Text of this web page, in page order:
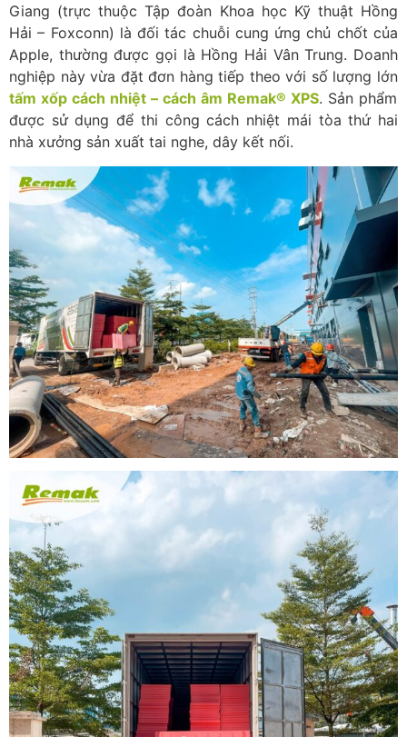
Giang (trực thuộc Tập đoàn Khoa học Kỹ thuật Hồng
Hải – Foxconn) là đối tác chuỗi cung ứng chủ chốt của
Apple, thường được gọi là Hồng Hải Vân Trung. Doanh
nghiệp này vừa đặt đơn hàng tiếp theo với số lượng lớn
tấm xốp cách nhiệt – cách âm Remak® XPS. Sản phẩm
được sử dụng để thi công cách nhiệt mái tòa thứ hai
nhà xưởng sản xuất tai nghe, dây kết nối.